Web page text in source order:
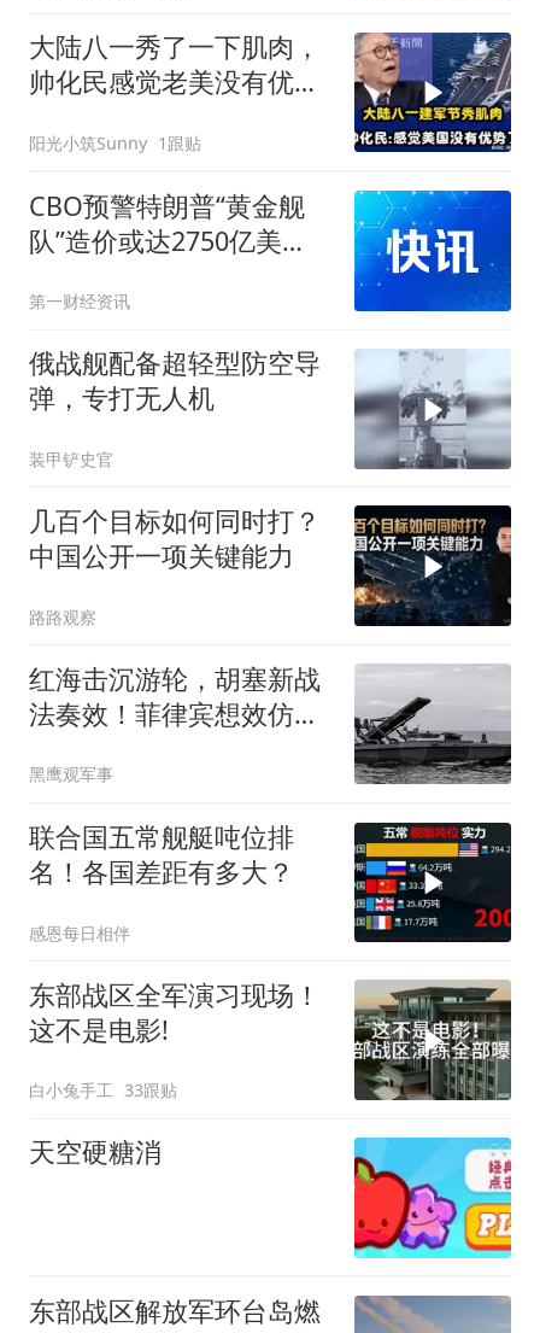
大陆八一秀了一下肌肉，
帅化民感觉老美没有优势
阳光小筑Sunny 1跟贴
CBO预警特朗普“黄金舰
队”造价或达2750亿美
足
第一财经资讯
俄战舰配备超轻型防空导
弹，专打无人机
装甲铲史官
几百个目标如何同时打？
中国公开一项关键能力
路路观察
红海击沉游轮，胡塞新战
法奏效！菲律宾想效仿，
黑鹰观军事
联合国五常舰艇吨位排
名！各国差距有多大？
感恩每日相伴
东部战区全军演习现场！
这不是电影!
白小兔手工 33跟贴
天空硬糖消
东部战区解放军环台岛燃